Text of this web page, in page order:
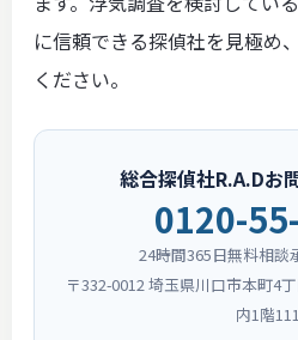
に信頼できる探偵社を見極め
ください。
総合探偵社R.A.Dお
0120-
24時間365日無料相談
〒332-0012 埼玉県川口市本町4
内1階111